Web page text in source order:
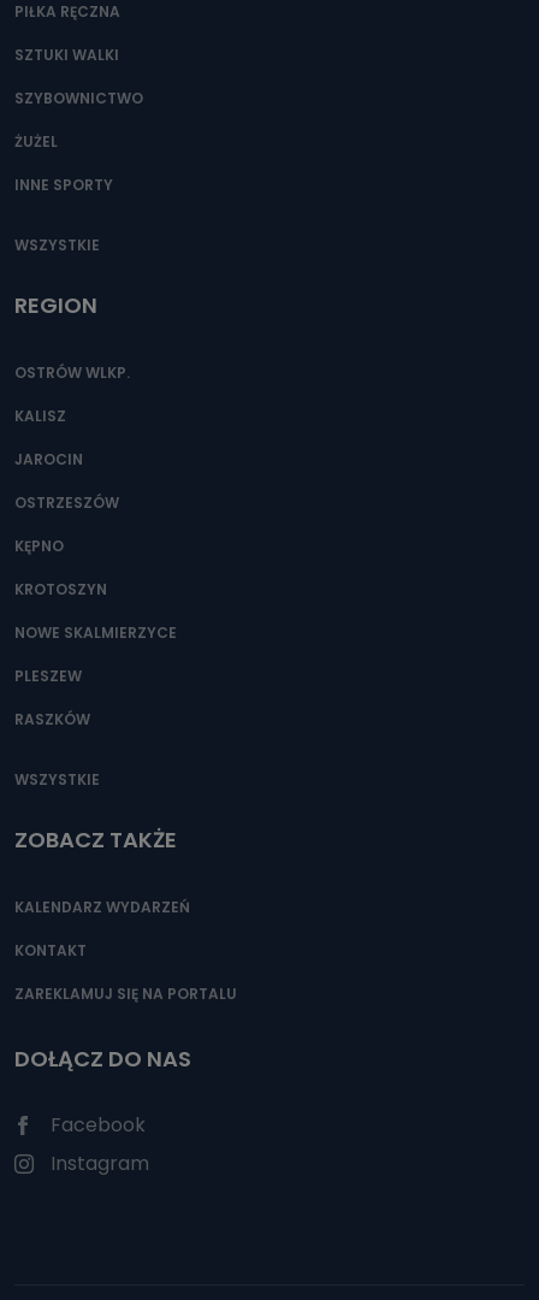
PIŁKA RĘCZNA
SZTUKI WALKI
SZYBOWNICTWO
ŻUŻEL
INNE SPORTY
WSZYSTKIE
REGION
OSTRÓW WLKP.
KALISZ
JAROCIN
OSTRZESZÓW
KĘPNO
KROTOSZYN
NOWE SKALMIERZYCE
PLESZEW
RASZKÓW
WSZYSTKIE
ZOBACZ TAKŻE
KALENDARZ WYDARZEŃ
KONTAKT
ZAREKLAMUJ SIĘ NA PORTALU
DOŁĄCZ DO NAS
Facebook
Instagram